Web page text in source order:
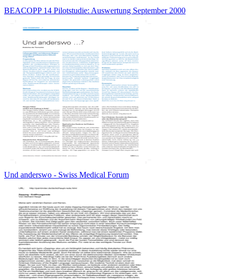
BEACOPP 14 Pilotstudie: Auswertung September 2000
Und anderswo - Swiss Medical Forum